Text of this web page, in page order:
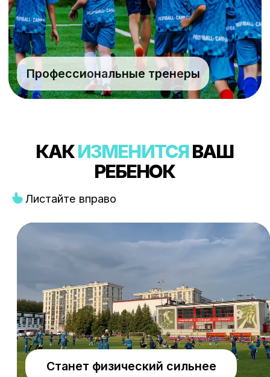
СК Олимп, Ярославское шоссе,
г. Хотьково, ул. Михеенко, д. 25
ИЮНЬ 2026
2 - 9 ИЮЛЯ
Оставить заявку
18 - 25 ИЮЛЯ
АВГУСТ 2026
/